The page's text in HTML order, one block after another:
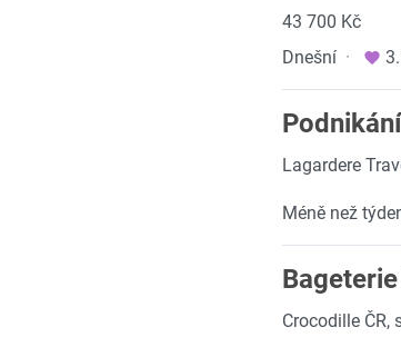
43 700 Kč
Dnešní ·
Lagardere
Méně než
Crocodille ČR,